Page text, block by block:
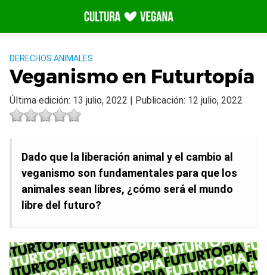
contenido
DERECHOS ANIMALES
Veganismo en Futurtopía
Última edición: 13 julio, 2022 | Publicación: 12 julio, 2022
Dado que la liberación animal y el cambio al
veganismo son fundamentales para que los
animales sean libres, ¿cómo será el mundo
libre del futuro?